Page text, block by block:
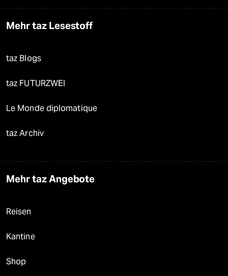
Mehr taz Lesestoff
taz Blogs
taz FUTURZWEI
Le Monde diplomatique
taz Archiv
Mehr taz Angebote
Reisen
Kantine
Shop